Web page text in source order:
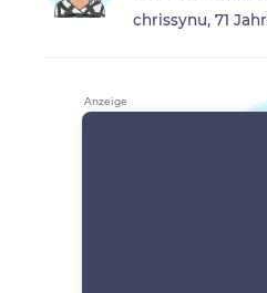
chrissynu, 71